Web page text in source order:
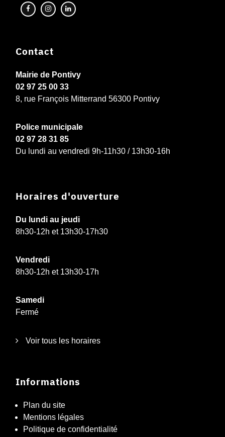
Contact
Mairie de Pontivy
02 97 25 00 33
8, rue François Mitterrand 56300 Pontivy
Police municipale
02 97 28 31 85
Du lundi au vendredi 9h-11h30 / 13h30-16h
Horaires d'ouverture
Du lundi au jeudi
8h30-12h et 13h30-17h30
Vendredi
8h30-12h et 13h30-17h
Samedi
Fermé
Voir tous les horaires
Informations
Plan du site
Mentions légales
Politique de confidentialité